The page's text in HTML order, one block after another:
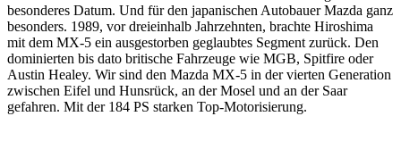
besonderes Datum. Und für den japanischen Autobauer Mazda ganz
besonders. 1989, vor dreieinhalb Jahrzehnten, brachte Hiroshima
mit dem MX-5 ein ausgestorben geglaubtes Segment zurück. Den
dominierten bis dato britische Fahrzeuge wie MGB, Spitfire oder
Austin Healey. Wir sind den Mazda MX-5 in der vierten Generation
zwischen Eifel und Hunsrück, an der Mosel und an der Saar
gefahren. Mit der 184 PS starken Top-Motorisierung.